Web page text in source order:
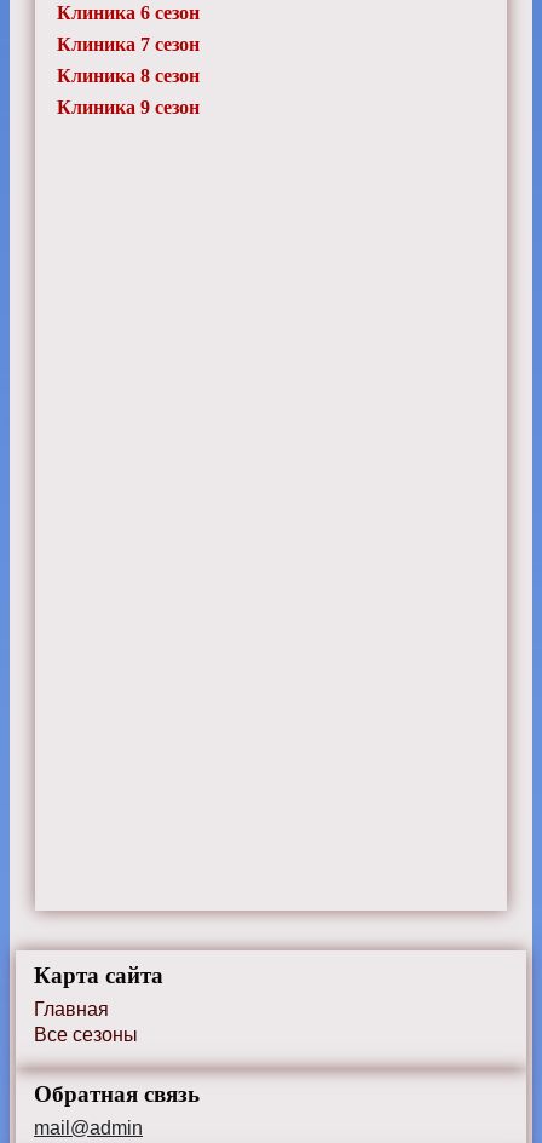
Клиника 6 сезон
Клиника 7 сезон
Клиника 8 сезон
Клиника 9 сезон
Карта сайта
Главная
Все сезоны
Обратная связь
mail@admin